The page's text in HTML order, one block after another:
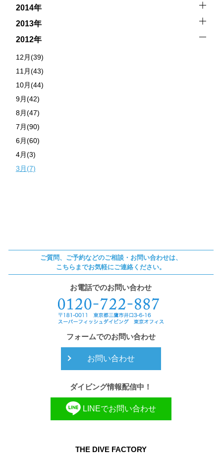
2014年
2013年
2012年
12月(39)
11月(43)
10月(44)
9月(42)
8月(47)
7月(90)
6月(60)
4月(3)
3月(7)
ご質問、ご予約などのご相談・お問い合わせは、
こちらまでお気軽にご連絡ください。
お電話でのお問い合わせ
フォームでのお問い合わせ
お問い合わせ
ダイビング情報配信中！
LINEでお問い合わせ
THE DIVE FACTORY